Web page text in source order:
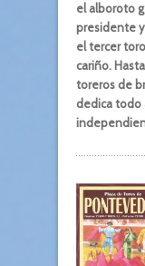
el alboroto
presidente
el tercer
cariño.
toreros de
dedica todo